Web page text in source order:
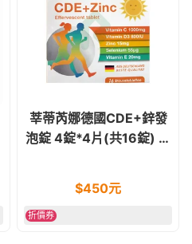
莘蒂芮娜德國CDE+鋅發
泡錠 4錠*4片(共16錠) 非
$450元
折價券